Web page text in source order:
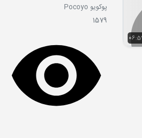
پوکویو Pocoyo
1579